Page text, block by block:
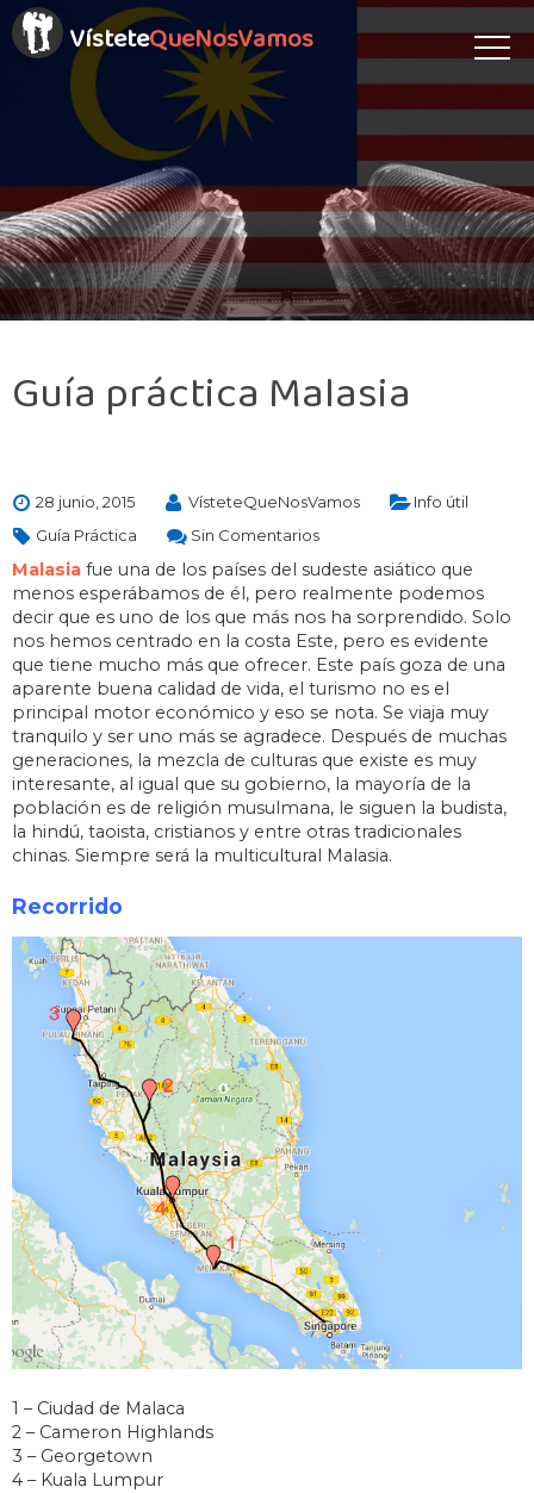
VísteteQueNosVamos
Guía práctica Malasia
28 junio, 2015 VísteteQueNosVamos
Info útil
Guía Práctica
Sin Comentarios
Malasia fue una de los países del sudeste asiático que
menos esperábamos de él, pero realmente podemos
decir que es uno de los que más nos ha sorprendido. Solo
nos hemos centrado en la costa Este, pero es evidente
que tiene mucho más que ofrecer. Este país goza de una
aparente buena calidad de vida, el turismo no es el
principal motor económico y eso se nota. Se viaja muy
tranquilo y ser uno más se agradece. Después de muchas
generaciones, la mezcla de culturas que existe es muy
interesante, al igual que su gobierno, la mayoría de la
población es de religión musulmana, le siguen la budista,
la hindú, taoista, cristianos y entre otras tradicionales
chinas. Siempre será la multicultural Malasia.
Recorrido
1 – Ciudad de Malaca
2 – Cameron Highlands
3 – Georgetown
4 – Kuala Lumpur